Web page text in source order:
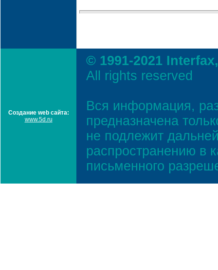
Создание web сайта:
www.5d.ru
© 1991-2021
All rights reserved
Вся информация,
предназначена
не подлежит
распространению в
письменного